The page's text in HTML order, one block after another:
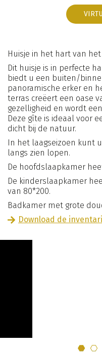
Nieuws
Volg ons :
AV Sitemap
Huisje in het hart van
Dit huisje is in perfecte
biedt u een buiten/
panoramische erker en
terras creëert een oase
gezelligheid en wordt
Deze gîte is ideaal voor
dicht bij de natuur.
In het laagseizoen kunt
langs zien lopen.
De hoofdslaapkamer
De kinderslaapkamer
van 80*200.
Badkamer met grote
Download de